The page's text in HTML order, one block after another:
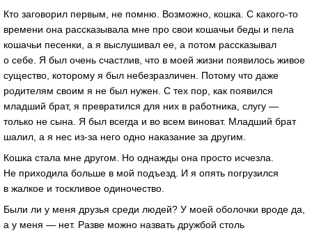
Кто заговорил первым, не помню. Возможно, кошка. С какого-то
времени она рассказывала мне про свои кошачьи беды и пела
кошачьи песенки, а я выслушивал ее, а потом рассказывал
о себе. Я был очень счастлив, что в моей жизни появилось живое
существо, которому я был небезразличен. Потому что даже
родителям своим я не был нужен. С тех пор, как появился
младший брат, я превратился для них в работника, слугу —
только не сына. Я был всегда и во всем виноват. Младший брат
шалил, а я нес из-за него одно наказание за другим.
Кошка стала мне другом. Но однажды она просто исчезла.
Не приходила больше в мой подъезд. И я опять погрузился
в жалкое и тоскливое одиночество.
Были ли у меня друзья среди людей? У моей оболочки вроде да,
а у меня — нет. Разве можно назвать дружбой столь